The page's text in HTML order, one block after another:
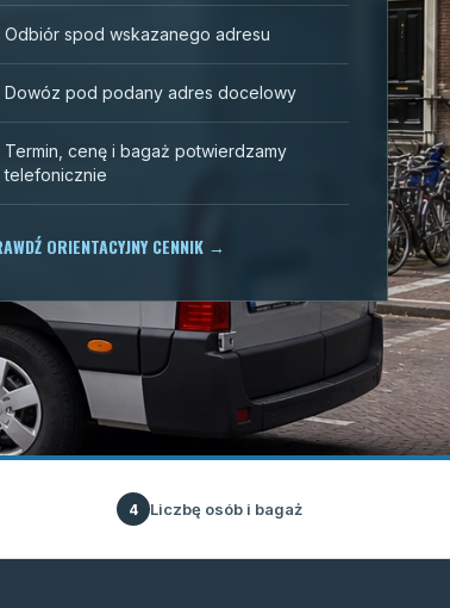
Odbiór spod wskazanego adresu
Dowóz pod podany adres docelowy
Termin, cenę i bagaż potwierdzamy
telefonicznie
ORIENTACYJNY CENNIK →
4 Liczbę osób i bagaż